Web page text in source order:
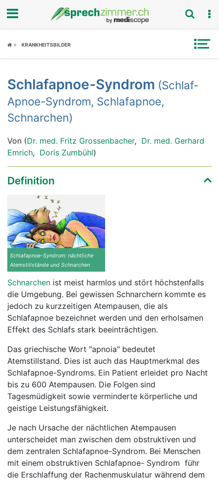
Fokus
Symptome
Untersuchungen
News
Ratgeber
Rubriken
KRANKHEITSBILDER
Schlafapnoe-Syndrom (Schlaf-
Apnoe-Syndrom, Schlafapnoe,
Schnarchen)
Von (Dr. med. Fritz Grossenbacher, Dr. med. Gerhard
Emrich, Doris Zumbühl)
Definition
Schlafapnoe-Syndrom: nächtliche
Atemstillstände und Schnarchen
Schnarchen ist meist harmlos und stört höchstenfalls
die Umgebung. Bei gewissen Schnarchern kommte es
jedoch zu kurzzeitigen Atempausen, die als
Schlafapnoe bezeichnet werden und den erholsamen
Effekt des Schlafs stark beeinträchtigen.
Das griechische Wort "apnoia" bedeutet
Atemstillstand. Dies ist auch das Hauptmerkmal des
Schlafapnoe-Syndroms. Ein Patient erleidet pro Nacht
bis zu 600 Atempausen. Die Folgen sind
Tagesmüdigkeit sowie verminderte körperliche und
geistige Leistungsfähigkeit.
Je nach Ursache der nächtlichen Atempausen
unterscheidet man zwischen dem obstruktiven und
dem zentralen Schlafapnoe-Syndrom. Bei Menschen
mit einem obstruktiven Schlafapnoe- Syndrom führ
die Erschlaffung der Rachenmuskulatur während dem